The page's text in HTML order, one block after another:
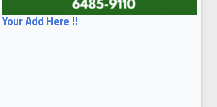
Your Add Here !!